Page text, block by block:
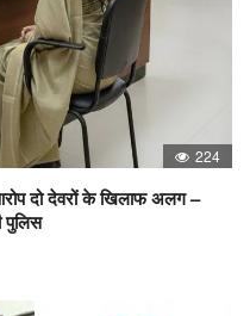
224
दो देवरों के खिलाफ अलग –
पुलिस